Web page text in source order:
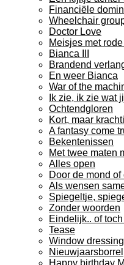
Financiële
Wheelchair
Doctor Love
Meisjes met
Bianca III
Brandend
En weer Bianca
War of the
Ik zie, ik zie wat
Ochtendgloren
Kort, maar
A fantasy come
Bekentenissen
Met twee maten
Alles open
Door de mond
Als wensen
Spiegeltje,
Zonder woorden
Eindelijk.. of
Tease
Window dressing
Nieuwjaarsborrel
Happy birthday